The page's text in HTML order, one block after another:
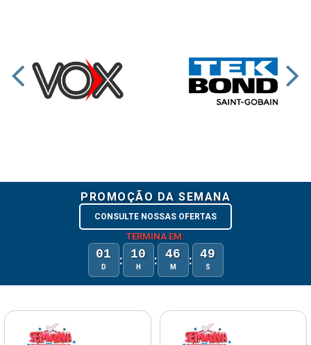
PROMOÇÃO DA SEMANA
CONSULTE NOSSAS OFERTAS
TERMINA EM:
01
D : 10
H : 46
M : 49
S